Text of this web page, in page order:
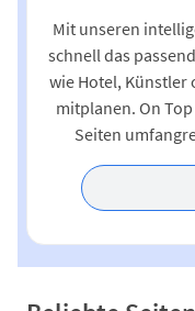
Mit unseren
schnell das
wie Hotel, Künstler
mitplanen. On
Seiten